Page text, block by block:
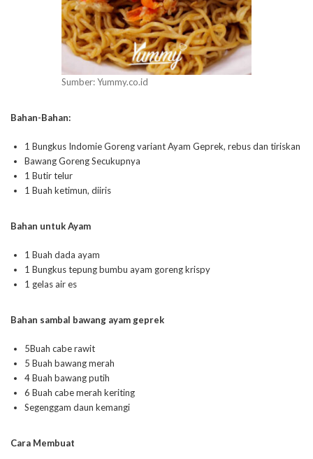
Sumber: Yummy.co.id
Bahan-Bahan:
1 Bungkus Indomie Goreng variant Ayam Geprek, rebus dan tiriskan
Bawang Goreng Secukupnya
1 Butir telur
1 Buah ketimun, diiris
Bahan untuk Ayam
1 Buah dada ayam
1 Bungkus tepung bumbu ayam goreng krispy
1 gelas air es
Bahan sambal bawang ayam geprek
5Buah cabe rawit
5 Buah bawang merah
4 Buah bawang putih
6 Buah cabe merah keriting
Segenggam daun kemangi
Cara Membuat